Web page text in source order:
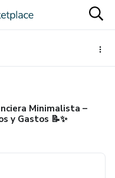
Minimalista –
y Gastos 📝✨